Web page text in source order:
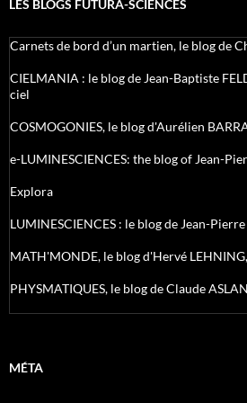
LES BLOGS FUTURA-SCIENCES
Carnets de bord d’un martien, le blog de
CIELMANIA : le blog de Jean-Baptiste
ciel
COSMOGONIES, le blog d'Aurélien
e-LUMINESCIENCES: the blog of Jean-
Explora
LUMINESCIENCES : le blog de Jean-
MATH'MONDE, le blog d'Hervé
PHYSMATIQUES, le blog de Claude
MÉTA